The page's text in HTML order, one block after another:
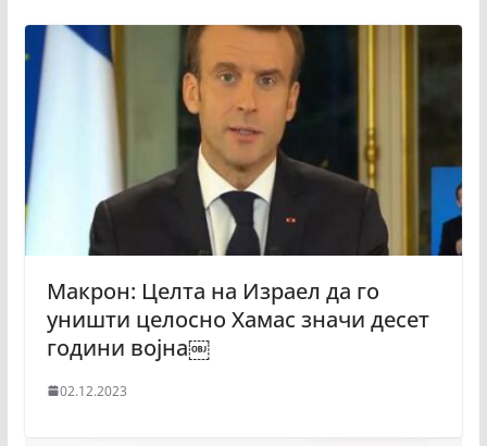
Макрон: Целта на Израел да го
уништи целосно Хамас значи десет
години војна￼
02.12.2023